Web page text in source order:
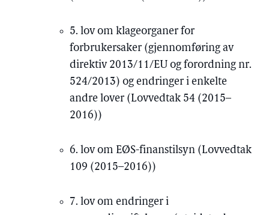
5. lov om klageorganer for
forbrukersaker (gjennomføring av
direktiv 2013/11/EU og forordning nr.
524/2013) og endringer i enkelte
andre lover (Lovvedtak 54 (2015–
2016))
6. lov om EØS-finanstilsyn (Lovvedtak
109 (2015–2016))
7. lov om endringer i